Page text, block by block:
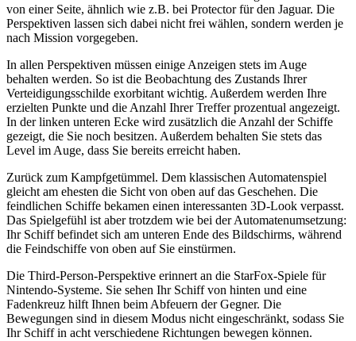
von einer Seite, ähnlich wie z.B. bei Protector für den Jaguar. Die
Perspektiven lassen sich dabei nicht frei wählen, sondern werden je
nach Mission vorgegeben.
In allen Perspektiven müssen einige Anzeigen stets im Auge
behalten werden. So ist die Beobachtung des Zustands Ihrer
Verteidigungsschilde exorbitant wichtig. Außerdem werden Ihre
erzielten Punkte und die Anzahl Ihrer Treffer prozentual angezeigt.
In der linken unteren Ecke wird zusätzlich die Anzahl der Schiffe
gezeigt, die Sie noch besitzen. Außerdem behalten Sie stets das
Level im Auge, dass Sie bereits erreicht haben.
Zurück zum Kampfgetümmel. Dem klassischen Automatenspiel
gleicht am ehesten die Sicht von oben auf das Geschehen. Die
feindlichen Schiffe bekamen einen interessanten 3D-Look verpasst.
Das Spielgefühl ist aber trotzdem wie bei der Automatenumsetzung:
Ihr Schiff befindet sich am unteren Ende des Bildschirms, während
die Feindschiffe von oben auf Sie einstürmen.
Die Third-Person-Perspektive erinnert an die StarFox-Spiele für
Nintendo-Systeme. Sie sehen Ihr Schiff von hinten und eine
Fadenkreuz hilft Ihnen beim Abfeuern der Gegner. Die
Bewegungen sind in diesem Modus nicht eingeschränkt, sodass Sie
Ihr Schiff in acht verschiedene Richtungen bewegen können.